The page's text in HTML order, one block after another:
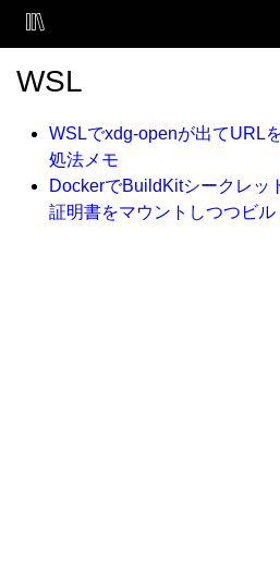
WSL
WSLでxdg-openが出てURL
処法メモ
DockerでBuildKitシークレッ
証明書をマウントしつつビ